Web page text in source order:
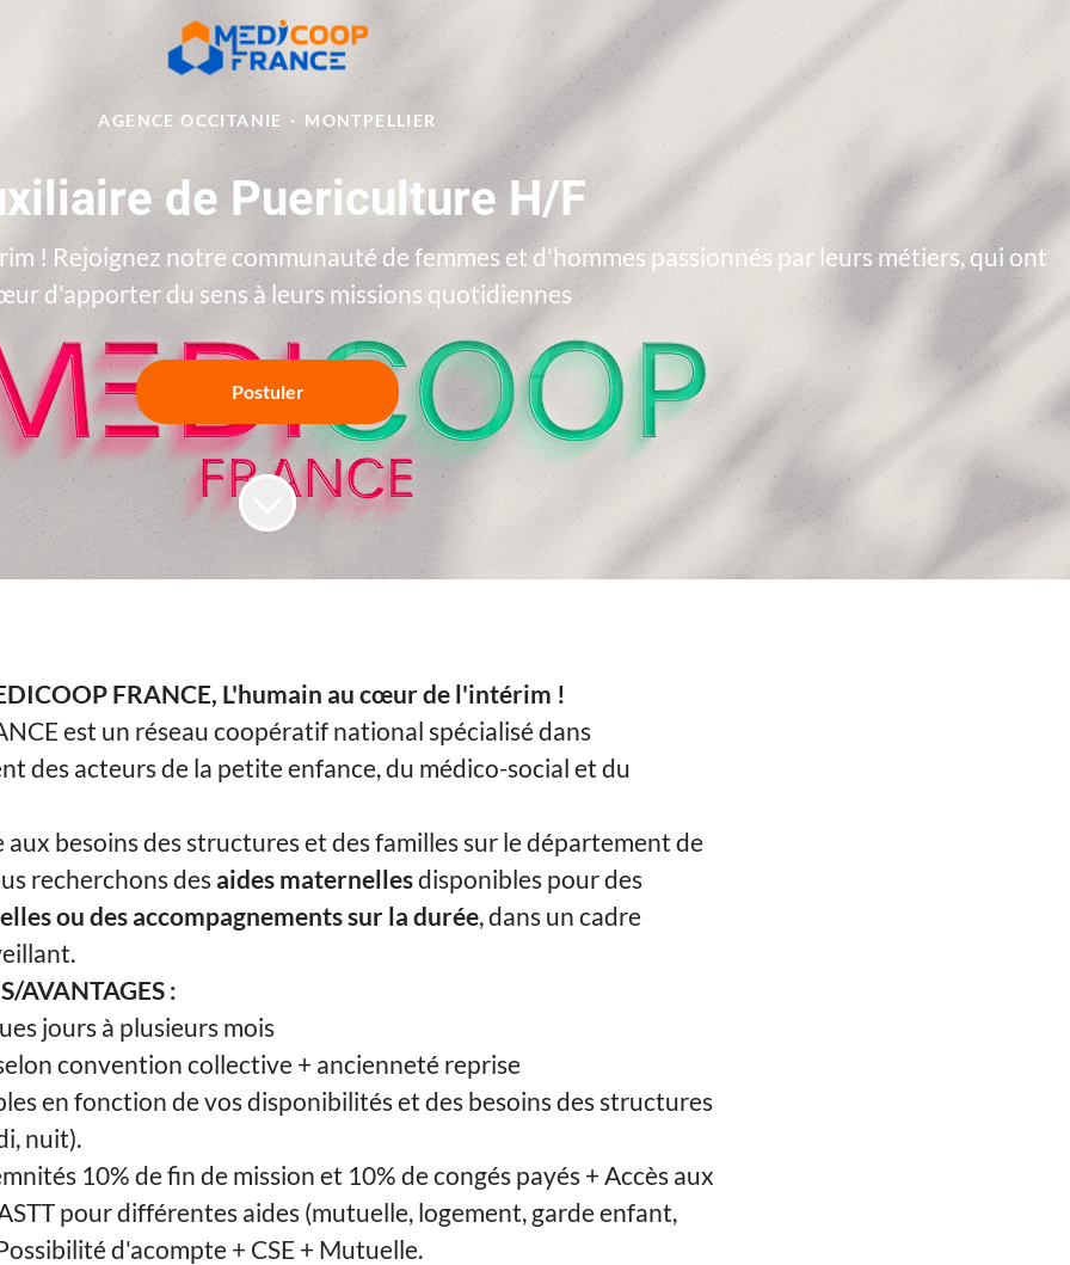
AGENCE OCCITANIE · MONTPELLIER
de Puericulture H/F
! Rejoignez notre communauté de femmes et d'hommes passionnés par leurs métiers, qui ont
d'apporter du sens à leurs missions quotidiennes
Postuler
FRANCE, L'humain au cœur de l'intérim !
est un réseau coopératif national spécialisé dans
des acteurs de la petite enfance, du médico-social et du
besoins des structures et des familles sur le département de
recherchons des aides maternellesdisponibles pour des
ou des accompagnements sur la durée, dans un cadre
AVANTAGES :
jours à plusieurs mois
convention collective + ancienneté reprise
en fonction de vos disponibilités et des besoins des structures
nuit).
10% de fin de mission et 10% de congés payés + Accès aux
pour différentes aides (mutuelle, logement, garde enfant,
d'acompte + CSE + Mutuelle.